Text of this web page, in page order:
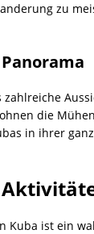
zu
die
in ihrer
Kuba ist ein